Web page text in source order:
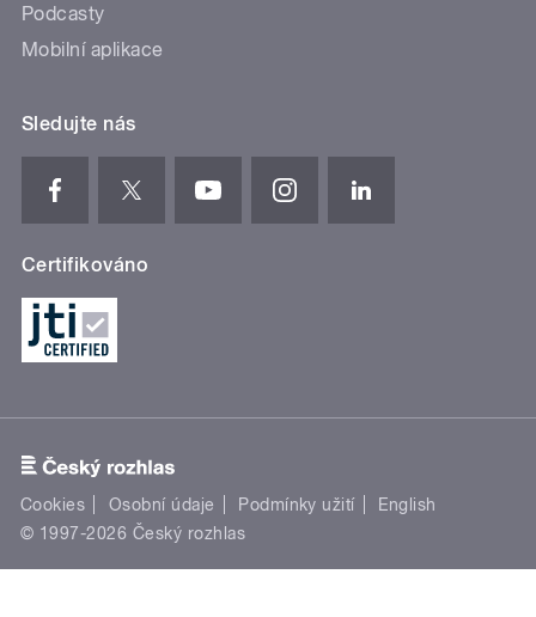
Podcasty
Mobilní aplikace
Sledujte nás
Certifikováno
Cookies Osobní údaje Podmínky užití
English
© 1997-2026 Český rozhlas